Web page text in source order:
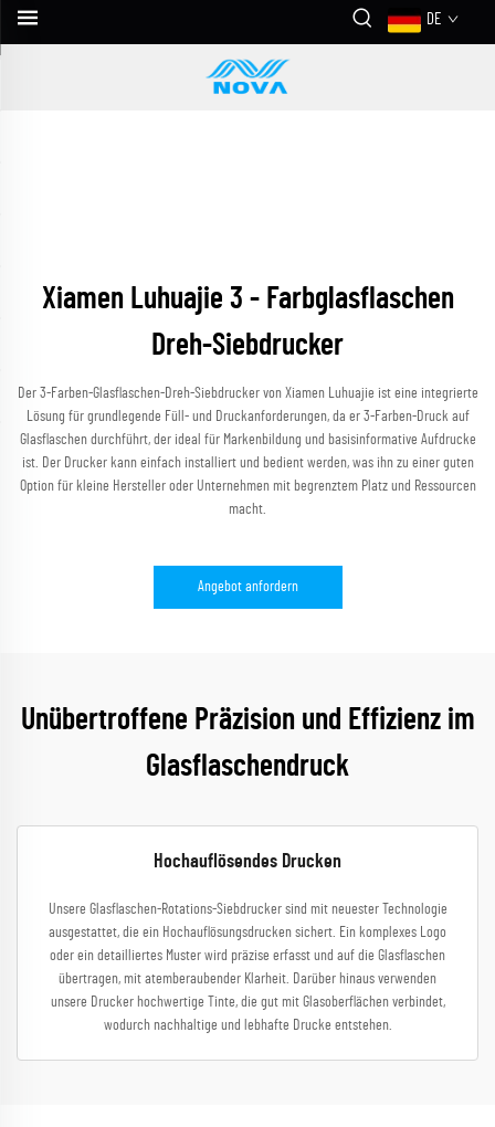
DE
Xiamen Luhuajie 3 - Farbglasflaschen
Dreh-Siebdrucker
Der 3-Farben-Glasflaschen-Dreh-Siebdrucker von Xiamen Luhuajie ist eine integrierte
Lösung für grundlegende Füll- und Druckanforderungen, da er 3-Farben-Druck auf
Glasflaschen durchführt, der ideal für Markenbildung und basisinformative Aufdrucke
ist. Der Drucker kann einfach installiert und bedient werden, was ihn zu einer guten
Option für kleine Hersteller oder Unternehmen mit begrenztem Platz und Ressourcen
macht.
Angebot anfordern
Unübertroffene Präzision und Effizienz im
Glasflaschendruck
Hochauflösendes Drucken
Unsere Glasflaschen-Rotations-Siebdrucker sind mit neuester Technologie
ausgestattet, die ein Hochauflösungsdrucken sichert. Ein komplexes Logo
oder ein detailliertes Muster wird präzise erfasst und auf die Glasflaschen
übertragen, mit atemberaubender Klarheit. Darüber hinaus verwenden
unsere Drucker hochwertige Tinte, die gut mit Glasoberflächen verbindet,
wodurch nachhaltige und lebhafte Drucke entstehen.